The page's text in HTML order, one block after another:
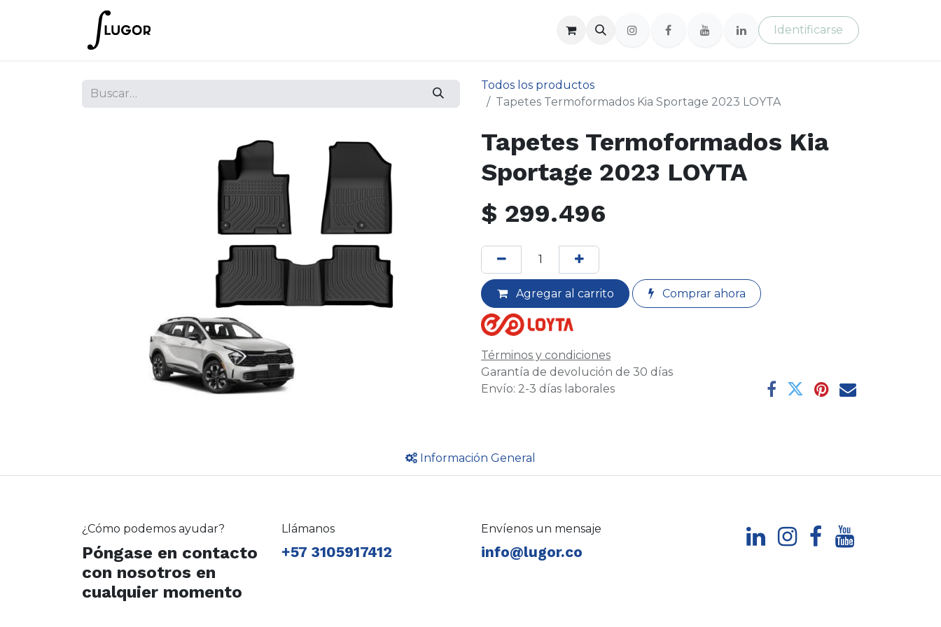
Identificarse
Todos los productos
Tapetes Termoformados Kia Sportage 2023 LOYTA
Tapetes Termoformados Kia
Sportage 2023 LOYTA
$ 299.496
Agregar al carrito Comprar ahora
Términos y condiciones
Garantía de devolución de 30 días
Envío: 2-3 días laborales
Información General
¿Cómo podemos ayudar?
Póngase en contacto
con nosotros en
cualquier momento
Llámanos
+57 3105917412
Envíenos un mensaje
info@lugor.co